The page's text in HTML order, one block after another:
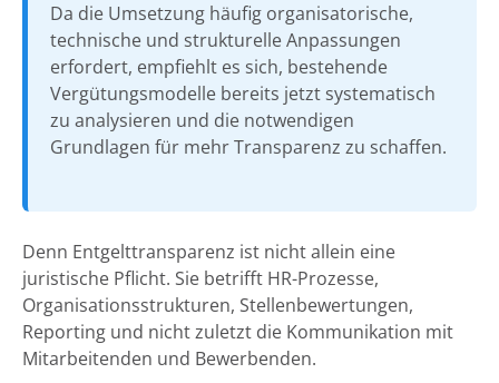
Da die Umsetzung häufig organisatorische,
technische und strukturelle Anpassungen
erfordert, empfiehlt es sich, bestehende
Vergütungsmodelle bereits jetzt systematisch
zu analysieren und die notwendigen
Grundlagen für mehr Transparenz zu schaffen.
Denn Entgelttransparenz ist nicht allein eine
juristische Pflicht. Sie betrifft HR-Prozesse,
Organisationsstrukturen, Stellenbewertungen,
Reporting und nicht zuletzt die Kommunikation mit
Mitarbeitenden und Bewerbenden.